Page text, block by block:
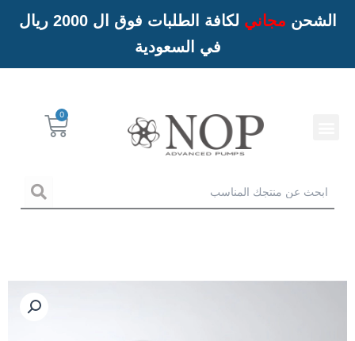
الشحن مجاني
لكافة الطلبات فوق ال 2000 ريال
في السعودية
Cart